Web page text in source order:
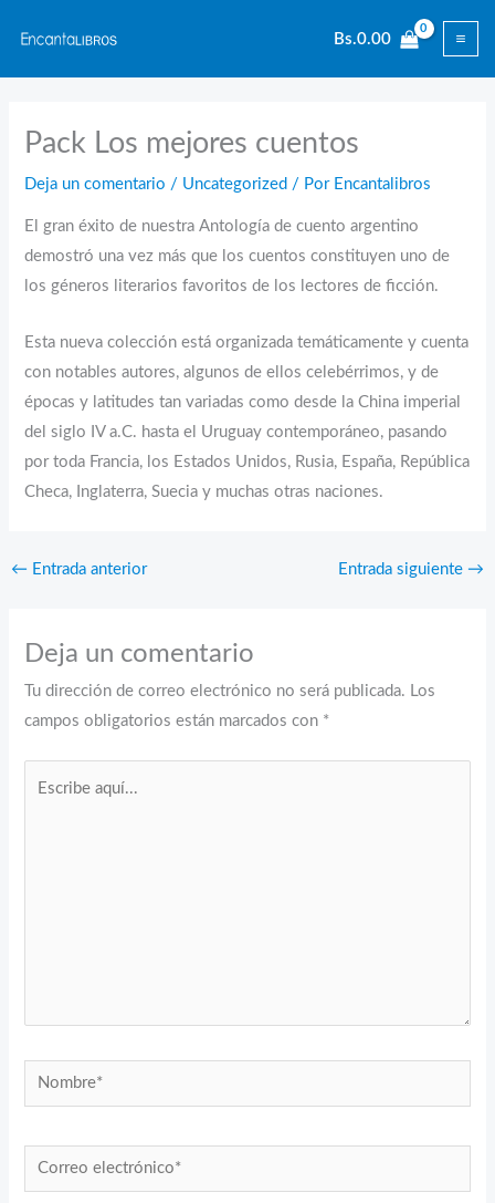
contenido
Bs.0.00
Pack Los mejores cuentos
Deja un comentario / Uncategorized / Por Encantalibros
El gran éxito de nuestra Antología de cuento argentino
demostró una vez más que los cuentos constituyen uno de
los géneros literarios favoritos de los lectores de ficción.
Esta nueva colección está organizada temáticamente y cuenta
con notables autores, algunos de ellos celebérrimos, y de
épocas y latitudes tan variadas como desde la China imperial
del siglo IV a.C. hasta el Uruguay contemporáneo, pasando
por toda Francia, los Estados Unidos, Rusia, España, República
Checa, Inglaterra, Suecia y muchas otras naciones.
← Entrada anterior Entrada siguiente →
Deja un comentario
Tu dirección de correo electrónico no será publicada. Los
campos obligatorios están marcados con *
Nombre*
Correo
electrónico*